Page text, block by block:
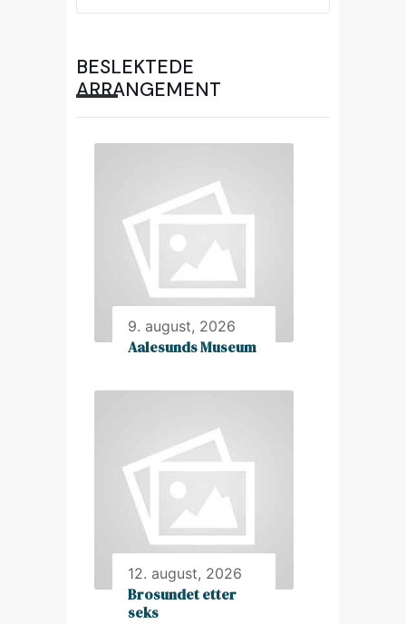
BESLEKTEDE
ARRANGEMENT
9. august, 2026
Aalesunds Museum
12. august, 2026
Brosundet etter
seks